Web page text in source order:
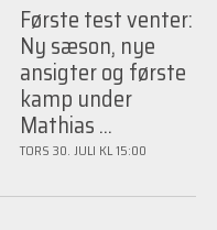
Første test venter:
Ny sæson, nye
ansigter og første
kamp under
Mathias ...
TORS 30. JULI KL 15:00